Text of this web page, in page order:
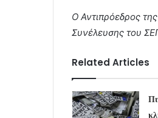
Ο Αντιπρόεδρος
Συνέλευσης του
Related Articles